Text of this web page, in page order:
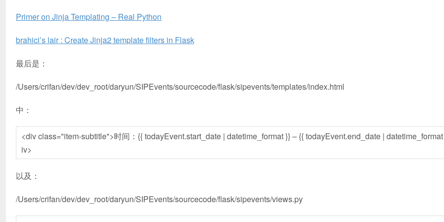
Primer on Jinja Templating – Real Python
brahici’s lair : Create Jinja2 template filters in Flask
最后是：
/Users/crifan/dev/dev_root/daryun/SIPEvents/sourcecode/flask/sipevents/templates/index.html
中：
<div class="item-subtitle">时间：{{ todayEvent.start_date | datetime_format }} – {{ todayEvent.end_date |
iv>
以及：
/Users/crifan/dev/dev_root/daryun/SIPEvents/sourcecode/flask/sipevents/views.py